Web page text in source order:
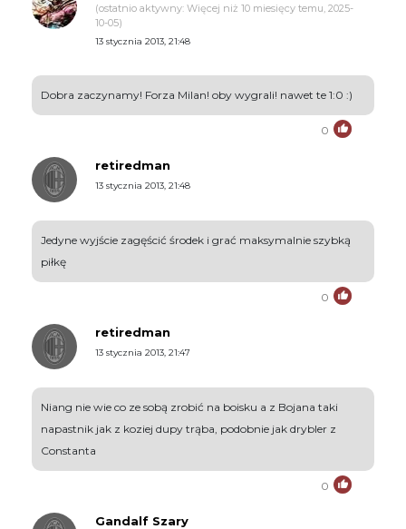
(ostatnio aktywny: Więcej niż 10 miesięcy temu, 2025-
10-05)
13 stycznia 2013, 21:48
Dobra zaczynamy! Forza Milan! oby wygrali! nawet te 1:0 :)
0
retiredman
13 stycznia 2013, 21:48
Jedyne wyjście zagęścić środek i grać maksymalnie szybką
piłkę
0
retiredman
13 stycznia 2013, 21:47
Niang nie wie co ze sobą zrobić na boisku a z Bojana taki
napastnik jak z koziej dupy trąba, podobnie jak drybler z
Constanta
0
Gandalf Szary